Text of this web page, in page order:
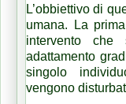
L’obbiettivo di
umana. La
intervento che
adattamento
singolo
vengono